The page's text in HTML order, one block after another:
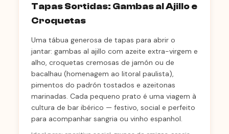
Tapas Sortidas: Gambas al Ajillo e
Croquetas
Uma tábua generosa de tapas para abrir o
jantar: gambas al ajillo com azeite extra-virgem e
alho, croquetas cremosas de jamón ou de
bacalhau (homenagem ao litoral paulista),
pimentos do padrón tostados e azeitonas
marinadas. Cada pequeno prato é uma viagem à
cultura de bar ibérico — festivo, social e perfeito
para acompanhar sangria ou vinho espanhol.